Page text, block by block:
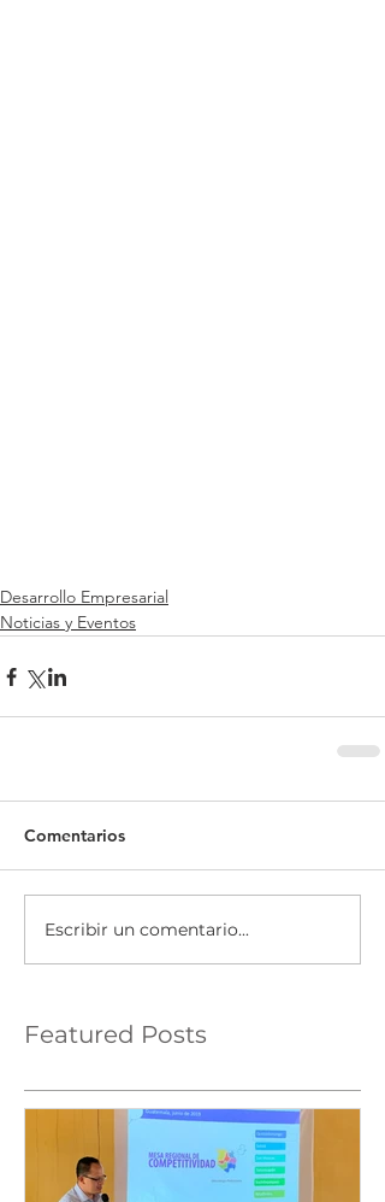
Desarrollo Empresarial
Noticias y Eventos
Comentarios
Escribir un comentario...
Featured Posts